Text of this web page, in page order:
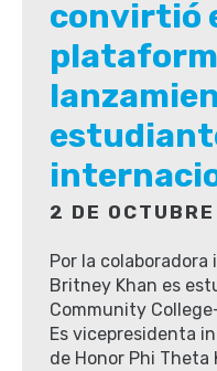
convirtió
2 DE
Por la
Britney Khan es
Community
Es vicepresidenta
de Honor Phi Theta